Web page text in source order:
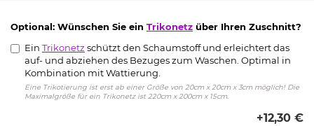
Optional: Wünschen Sie ein Trikonetz über Ihren Zuschnitt?
Ein Trikonetz schützt den Schaumstoff und erleichtert das
auf- und abziehen des Bezuges zum Waschen. Optimal in
Kombination mit Wattierung.
Eine Trikotierung ist erst ab einer Größe von 20cm x 20cm x 3cm möglich! Die
Maximalgröße für ein Trikonetz ist 220cm x 200cm x 15cm.
+12,30 €